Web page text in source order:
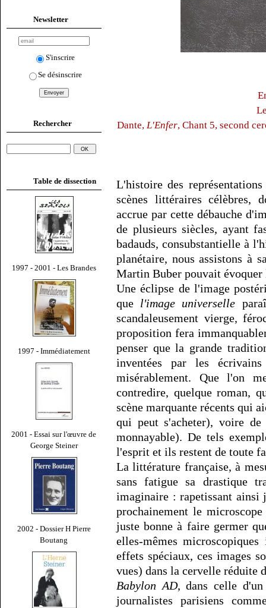
Newsletter
S'inscrire
Se désinscrire
Rechercher
Table de dissection
1997 - 2001 - Les Brandes
1997 - Immédiatement
2001 - Essai sur l'œuvre de
George Steiner
2002 - Dossier H Pierre
Boutang
Dante, L'Enfer, Chant 5, second
L'histoire des
scènes littéraires célèbres,
accrue par cette débauche
de plusieurs siècles, ayant
badauds, consubstantielle à
planétaire, nous assistons à
Martin Buber pouvait
Une éclipse de l'image
que l'image universelle
scandaleusement vierge,
proposition fera
penser que la grande
inventées par les
misérablement. Que l'on
contredire, quelque roman,
scène marquante récents qui
qui peut s'acheter), voire
monnayable). De tels
l'esprit et ils restent de toute
La littérature française, à
sans fatigue sa drastique
imaginaire : rapetissant ainsi
prochainement le
juste bonne à faire germer
elles-mêmes
effets spéciaux, ces images
vues) dans la cervelle réduite
Babylon AD, dans celle
journalistes parisiens